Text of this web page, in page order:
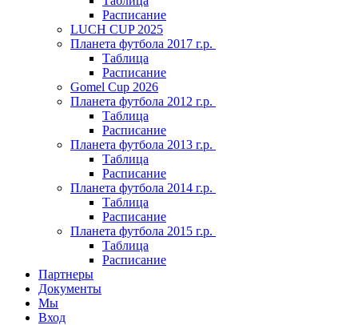
Расписание
LUCH CUP 2025
Планета футбола 2017 г.р.
Таблица
Расписание
Gomel Cup 2026
Планета футбола 2012 г.р.
Таблица
Расписание
Планета футбола 2013 г.р.
Таблица
Расписание
Планета футбола 2014 г.р.
Таблица
Расписание
Планета футбола 2015 г.р.
Таблица
Расписание
Партнеры
Документы
Мы
Вход